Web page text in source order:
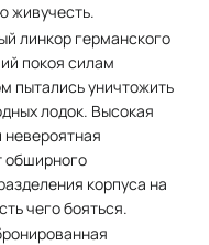
живучесть.
линкор германского
покоя силам
пытались уничтожить
лодок. Высокая
обширного
корпуса на
чего бояться.